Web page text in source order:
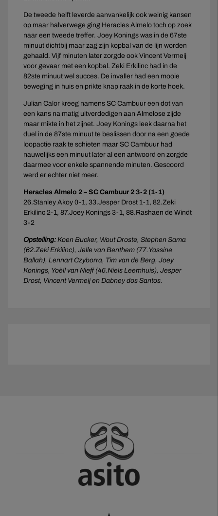
De tweede helft leverde aanvankelijk ook weinig kansen
op maar halverwege ging Heracles Almelo toch op zoek
naar een tweede treffer. Joey Konings was in de 67ste
minuut dichtbij maar zag zijn kopbal van de lijn worden
gehaald. Vijf minuten later zorgde ook Vincent Vermeij
voor gevaar met een kopbal. Zeki Erkilinc had in de
82ste minuut wel succes. De invaller had een mooie
beweging in huis en prikte knap raak in de korte hoek.
Julian Calor kreeg namens SC Cambuur een dot van
een kans na matig uitverdedigen aan Almelose zijde
maar mikte in het zijnet. Joey Konings leek daarna het
duel in de 87ste minuut te beslissen door na een goede
loopactie raak te schieten maar SC Cambuur had
nauwelijks een minuut later al een antwoord en zorgde
daarmee voor enkele spannende minuten. Gescoord
werd er echter niet meer.
Heracles Almelo 2 – SC Cambuur 2 3-2 (1-1)
26.Stanley Akoy 0-1, 33.Jesper Drost 1-1, 82.Zeki
Erkilinc 2-1, 87.Joey Konings 3-1, 88.Rashaen de Windt
3-2
Opstelling: Koen Bucker, Wout Droste, Stephen Sama
(62.Zeki Erkilinc), Jelle van Benthem (77.Yassine
Ballah), Lennart Czyborra, Tim van de Berg, Joey
Konings, Yoëll van Nieff (46.Niels Leemhuis), Jesper
Drost, Vincent Vermeij en Dabney dos Santos.